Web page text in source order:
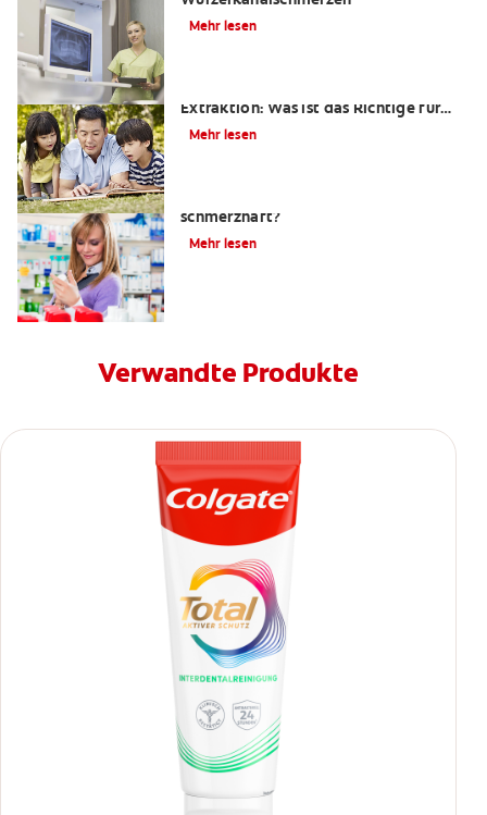
Mehr lesen
Extraktion: Was ist das Richtige für
mich?
Mehr lesen
schmerzhaft?
Mehr lesen
Verwandte Produkte